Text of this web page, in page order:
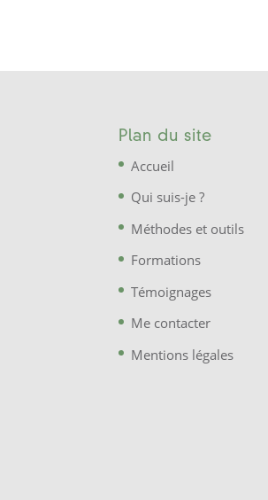
Plan du site
Accueil
Qui suis-je ?
Méthodes et outils
Formations
Témoignages
Me contacter
Mentions légales